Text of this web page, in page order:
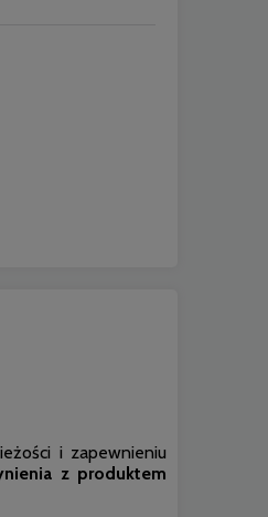
i zapewnieniu
z produktem